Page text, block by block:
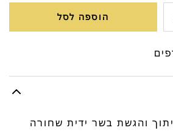
הוספה לסל
והגשת בשר ידית שחורה